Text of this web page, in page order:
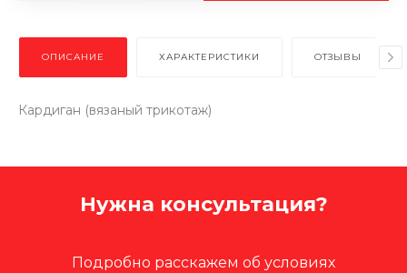
ОПИСАНИЕ ХАРАКТЕРИСТИКИ ОТЗЫВЫ
Кардиган (вязаный трикотаж)
Нужна консультация?
Подробно расскажем об условиях